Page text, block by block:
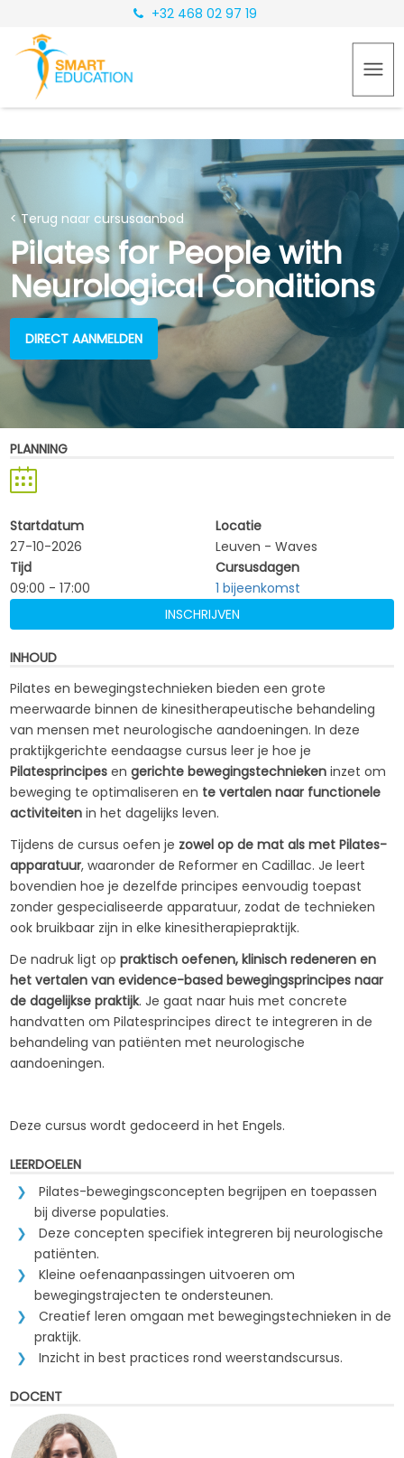
+32 468 02 97 19
< Terug naar cursusaanbod
Pilates for People with
Neurological Conditions
DIRECT AANMELDEN
PLANNING
Startdatum
27-10-2026
Locatie
Leuven - Waves
Tijd
09:00 - 17:00
Cursusdagen
1 bijeenkomst
INSCHRIJVEN
INHOUD
Pilates en bewegingstechnieken bieden een grote
meerwaarde binnen de kinesitherapeutische behandeling
van mensen met neurologische aandoeningen. In deze
praktijkgerichte eendaagse cursus leer je hoe je
Pilatesprincipesengerichte bewegingstechniekeninzet om
beweging te optimaliseren en te vertalen naar functionele
activiteiten in het dagelijks leven.
Tijdens de cursus oefen je zowel op de mat als met Pilates-
apparatuur, waaronder de Reformer en Cadillac. Je leert
bovendien hoe je dezelfde principes eenvoudig toepast
zonder gespecialiseerde apparatuur, zodat de technieken
ook bruikbaar zijn in elke kinesitherapiepraktijk.
De nadruk ligt oppraktisch oefenen, klinisch redeneren en
het vertalen van evidence-based bewegingsprincipes naar
de dagelijkse praktijk. Je gaat naar huis met concrete
handvatten om Pilatesprincipes direct te integreren in de
behandeling van patiënten met neurologische
aandoeningen.
Deze cursus wordt gedoceerd in het Engels.
LEERDOELEN
Pilates-bewegingsconcepten begrijpen en toepassen
bij diverse populaties.
Deze concepten specifiek integreren bij neurologische
patiënten.
Kleine oefenaanpassingen uitvoeren om
bewegingstrajecten te ondersteunen.
Creatief leren omgaan met bewegingstechnieken in de
praktijk.
Inzicht in best practices rond weerstandscursus.
DOCENT